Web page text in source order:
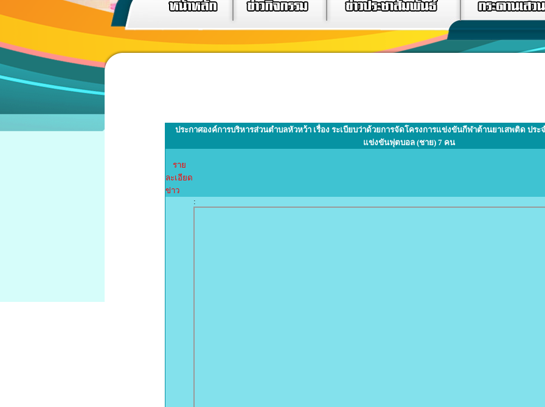
ประกาศองค์การบริหารส่วนตำบลหัวหว้า เรื่อง ระเบียบว่าด้วยการจัดโครงการแข่งขันกีฬาต้านยาเสพติด ประ
แข่งขันฟุตบอล (ชาย) 7 คน
ราย
ละเอียด
ข่าว
: